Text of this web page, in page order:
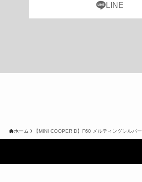
LINE
ホーム 【MINI COOPER D】F60 メルティングシルバー